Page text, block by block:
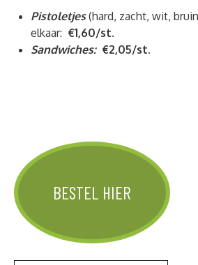
Pistoletjes(hard, zacht, wit,
elkaar: €1,60/st.
Sandwiches: €2,05/st.
BESTEL HIER